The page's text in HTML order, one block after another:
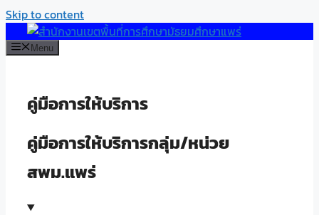
Skip to content
Menu
คู่มือการให้บริการ
คู่มือการให้บริการกลุ่ม/หน่วย
สพม.แพร่